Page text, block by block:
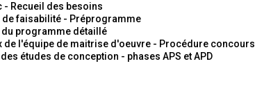
- Recueil des besoins
faisabilité - Préprogramme
du programme détaillé
de l'équipe de maitrise d'oeuvre - Procédure concours
études de conception - phases APS et APD